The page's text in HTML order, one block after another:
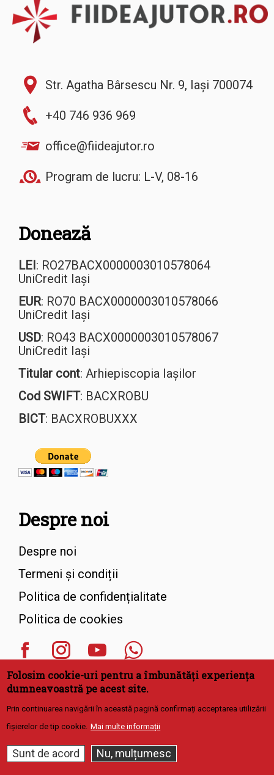
Str. Agatha Bârsescu Nr. 9, Iași 700074
+40 746 936 969
office@fiideajutor.ro
Program de lucru: L-V, 08-16
Donează
LEI: RO27BACX0000003010578064
UniCredit Iași
EUR: RO70 BACX0000003010578066
UniCredit Iași
USD: RO43 BACX0000003010578067
UniCredit Iași
Titular cont: Arhiepiscopia Iașilor
Cod SWIFT: BACXROBU
BICT: BACXROBUXXX
Despre noi
Despre noi
Termeni și condiții
Politica de confidențialitate
Politica de cookies
Redirecționează
3,5% din impozit
Folosim cookie-uri pentru a îmbunătăți experiența
dumneavoastră pe acest site.
Prin continuarea navigării în această pagină confirmați acceptarea utilizării
fișierelor de tip cookie. Mai multe informații
Sunt de acord Nu, mulțumesc